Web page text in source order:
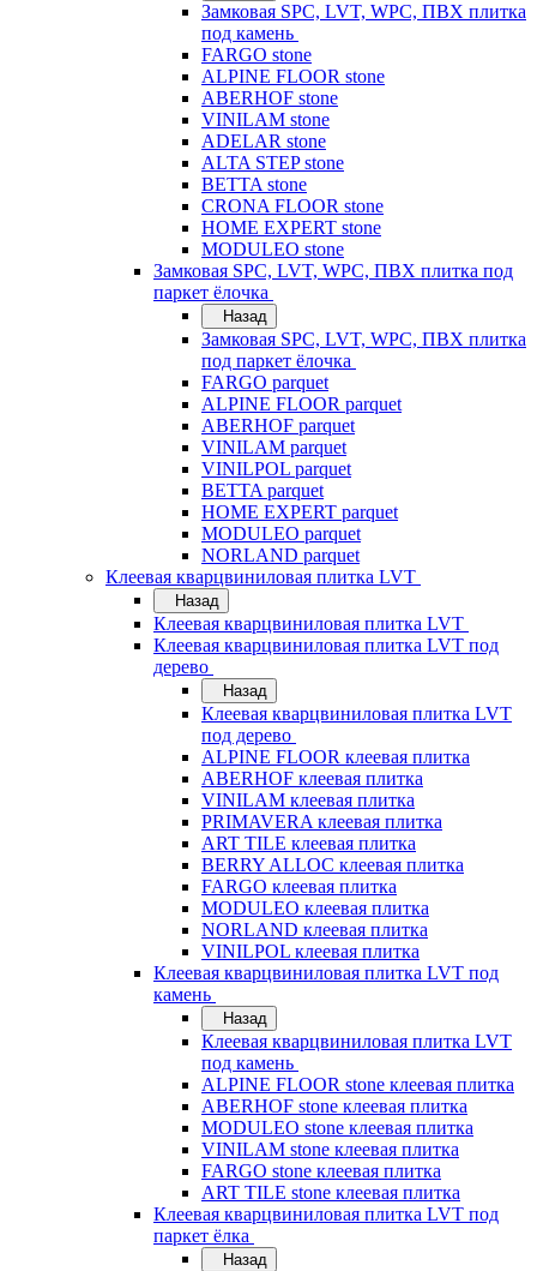
Замковая SPC, LVT, WPC, ПВХ плитка
под камень
FARGO stone
ALPINE FLOOR stone
ABERHOF stone
VINILAM stone
ADELAR stone
ALTA STEP stone
BETTA stone
CRONA FLOOR stone
HOME EXPERT stone
MODULEO stone
Замковая SPC, LVT, WPC, ПВХ плитка под
паркет ёлочка
Назад
Замковая SPC, LVT, WPC, ПВХ плитка
под паркет ёлочка
FARGO parquet
ALPINE FLOOR parquet
ABERHOF parquet
VINILAM parquet
VINILPOL parquet
BETTA parquet
HOME EXPERT parquet
MODULEO parquet
NORLAND parquet
Клеевая кварцвиниловая плитка LVT
Назад
Клеевая кварцвиниловая плитка LVT
Клеевая кварцвиниловая плитка LVT под
дерево
Назад
Клеевая кварцвиниловая плитка LVT
под дерево
ALPINE FLOOR клеевая плитка
ABERHOF клеевая плитка
VINILAM клеевая плитка
PRIMAVERA клеевая плитка
ART TILE клеевая плитка
BERRY ALLOC клеевая плитка
FARGO клеевая плитка
MODULEO клеевая плитка
NORLAND клеевая плитка
VINILPOL клеевая плитка
Клеевая кварцвиниловая плитка LVT под
камень
Назад
Клеевая кварцвиниловая плитка LVT
под камень
ALPINE FLOOR stone клеевая плитка
ABERHOF stone клеевая плитка
MODULEO stone клеевая плитка
VINILAM stone клеевая плитка
FARGO stone клеевая плитка
ART TILE stone клеевая плитка
Клеевая кварцвиниловая плитка LVT под
паркет ёлка
Назад